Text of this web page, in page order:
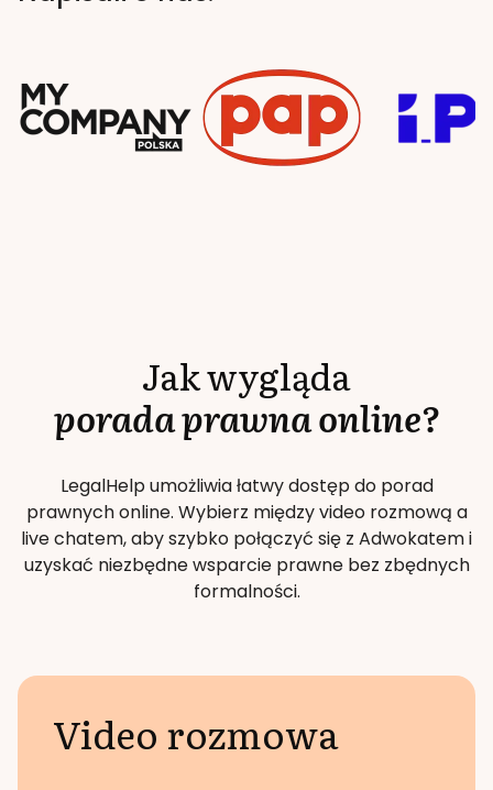
Jak wygląda
porada prawna online?
LegalHelp umożliwia łatwy dostęp do porad
prawnych online. Wybierz między video rozmową a
live chatem, aby szybko połączyć się z Adwokatem i
uzyskać niezbędne wsparcie prawne bez zbędnych
formalności.
Video rozmowa